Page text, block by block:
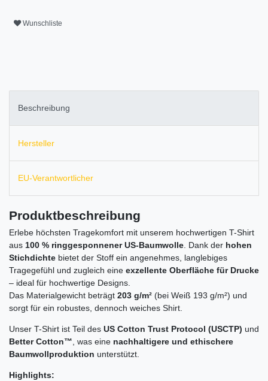
Wunschliste
Beschreibung
Hersteller
EU-Verantwortlicher
Produktbeschreibung
Erlebe höchsten Tragekomfort mit unserem hochwertigen T-Shirt
aus 100 % ringgesponnener US-Baumwolle . Dank der hohen
Stichdichte bietet der Stoff ein angenehmes, langlebiges
Tragegefühl und zugleich eine exzellente Oberfläche für Drucke
– ideal für hochwertige Designs.
Das Materialgewicht beträgt 203 g/m² (bei Weiß 193 g/m²) und
sorgt für ein robustes, dennoch weiches Shirt.
Unser T-Shirt ist Teil des US Cotton Trust Protocol (USCTP) und
Better Cotton™ , was eine nachhaltigere und ethischere
Baumwollproduktion unterstützt.
Highlights: